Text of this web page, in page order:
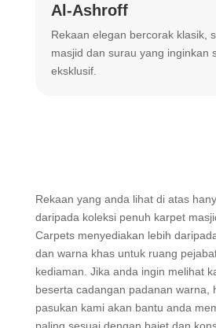
Al-Ashroff
Rekaan elegan bercorak klasik,
masjid dan surau yang inginkan
eksklusif.
Rekaan yang anda lihat di atas
daripada koleksi penuh karpet
Carpets menyediakan lebih
dan warna khas untuk ruang
kediaman. Jika anda ingin melihat
beserta cadangan padanan warna,
pasukan kami akan bantu anda